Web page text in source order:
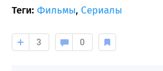
Теги: Фильмы, Сериалы
3 0